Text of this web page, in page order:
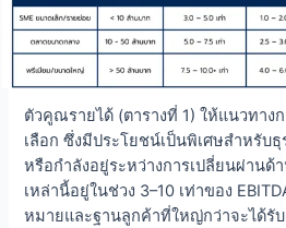
ตัวคูณรายได้ (ตารางที่ 1) ให้แนวทาง
เลือก ซึ่งมีประโยชน์เป็นพิเศษสำหรับ
หรือกำลังอยู่ระหว่างการเปลี่ยนผ่านด้
เหล่านี้อยู่ในช่วง 3–10 เท่าของ
หมายและฐานลูกค้าที่ใหญ่กว่าจะได้รั